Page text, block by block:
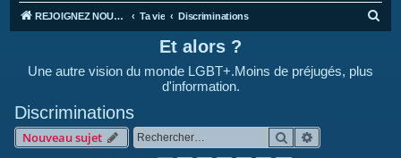
REJOIGNEZ NOUS SUR DISCORD : https://discord.gg/4C2Bvub Ta vie Discriminations
Et alors ?
Une autre vision du monde LGBT+.Moins de préjugés, plus
d'information.
Discriminations
Nouveau sujet Rechercher